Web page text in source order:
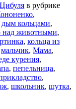
Цибуля в рубрике
,
дым кольцами,
над животными,
, кольца из
мальчик, Мама,
курения,
, пепельница,
,
, школьник, шутка,